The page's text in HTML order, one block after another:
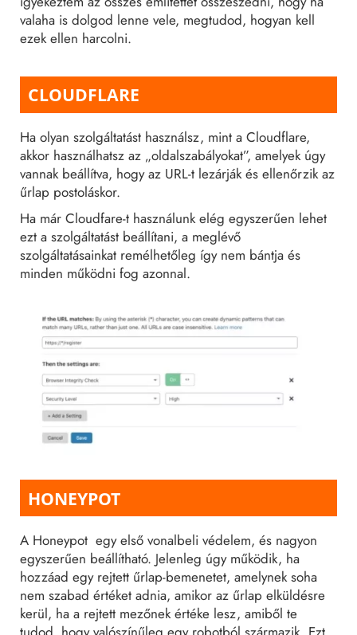
valaha is dolgod lenne vele, megtudod, hogyan kell
ezek ellen harcolni.
CLOUDFLARE
Ha olyan szolgáltatást használsz, mint a Cloudflare,
akkor használhatsz az „oldalszabályokat”, amelyek úgy
vannak beállítva, hogy az URL-t lezárják és ellenőrzik az
űrlap postoláskor.
Ha már Cloudfare-t használunk elég egyszerűen lehet
ezt a szolgáltatást beállítani, a meglévő
szolgáltatásainkat remélhetőleg így nem bántja és
minden működni fog azonnal.
HONEYPOT
A Honeypot egy első vonalbeli védelem, és nagyon
egyszerűen beállítható. Jelenleg úgy működik, ha
hozzáad egy rejtett űrlap-bemenetet, amelynek soha
nem szabad értéket adnia, amikor az űrlap elküldésre
kerül, ha a rejtett mezőnek értéke lesz, amiből te